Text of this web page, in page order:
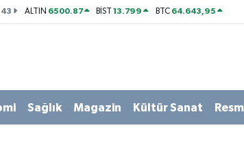
ALTIN 6500.87 BİST13.799 BTC 64.643,95
Sağlık Magazin Kültür Sanat